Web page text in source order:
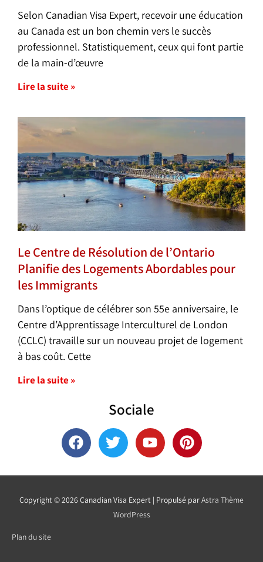
Selon Canadian Visa Expert, recevoir une éducation
au Canada est un bon chemin vers le succès
professionnel. Statistiquement, ceux qui font partie
de la main-d’œuvre
Lire la suite »
Le Centre de Résolution de l’Ontario
Planifie des Logements Abordables pour
les Immigrants
Dans l’optique de célébrer son 55e anniversaire, le
Centre d’Apprentissage Interculturel de London
(CCLC) travaille sur un nouveau projet de logement
à bas coût. Cette
Lire la suite »
Sociale
F
a
c
e
b
o
T
w
i
t
t
e
r
Y
o
u
t
u
b
e
P
i
n
t
e
r
Copyright © 2026Canadian Visa Expert | Propulsé parAstra Thème
WordPress
Plan du site